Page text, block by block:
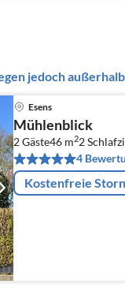
jedoch
Esens
Mühlenblick
2 Gäste46 m22
4
Kostenfreie